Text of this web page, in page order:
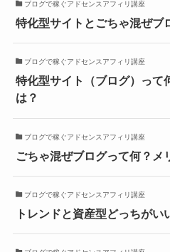
ブログで稼ぐアドセンスアフィリ講座
特化型サイトとごちゃ混ぜブ
ブログで稼ぐアドセンスアフィリ講座
特化型サイト（ブログ）って
は？
ブログで稼ぐアドセンスアフィリ講座
ごちゃ混ぜブログって何？メ
ブログで稼ぐアドセンスアフィリ講座
トレンドと資産型どっちがい